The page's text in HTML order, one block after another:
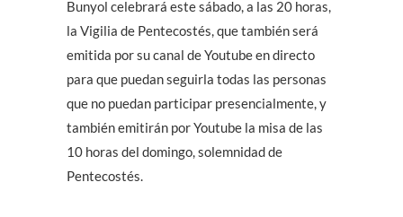
Bunyol celebrará este sábado, a las 20 horas,
la Vigilia de Pentecostés, que también será
emitida por su canal de Youtube en directo
para que puedan seguirla todas las personas
que no puedan participar presencialmente, y
también emitirán por Youtube la misa de las
10 horas del domingo, solemnidad de
Pentecostés.